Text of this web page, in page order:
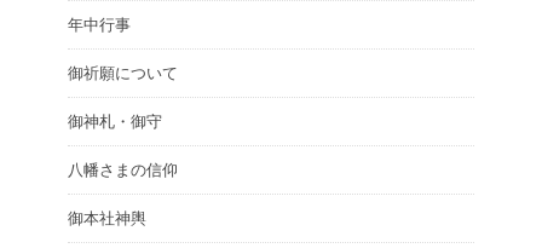
年中行事
御祈願について
御神札・御守
八幡さまの信仰
御本社神輿